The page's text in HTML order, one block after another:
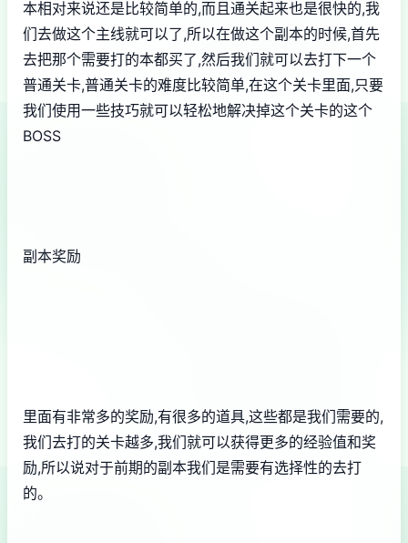
本相对来说还是比较简单的,而且通关起来也是很快的,我
们去做这个主线就可以了,所以在做这个副本的时候,首先
去把那个需要打的本都买了,然后我们就可以去打下一个
普通关卡,普通关卡的难度比较简单,在这个关卡里面,只要
我们使用一些技巧就可以轻松地解决掉这个关卡的这个
BOSS
副本奖励
里面有非常多的奖励,有很多的道具,这些都是我们需要的,
我们去打的关卡越多,我们就可以获得更多的经验值和奖
励,所以说对于前期的副本我们是需要有选择性的去打
的。